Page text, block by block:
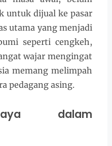
untuk dijual ke pasar
utama yang menjadi
seperti cengkeh,
wajar mengingat
memang melimpah
pedagang asing.
dalam